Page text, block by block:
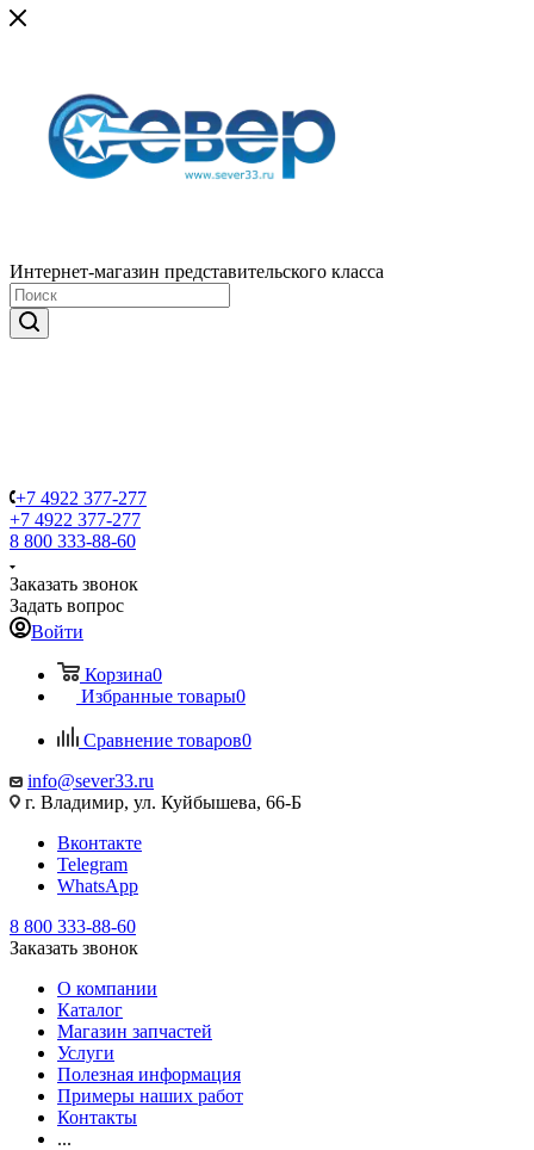
Интернет-магазин представительского класса
+7 4922 377-277
+7 4922 377-277
8 800 333-88-60
Заказать звонок
Задать вопрос
Войти
Корзина0
Избранные товары0
Сравнение товаров0
info@sever33.ru
г. Владимир, ул. Куйбышева, 66-Б
Вконтакте
Telegram
WhatsApp
8 800 333-88-60
Заказать звонок
О компании
Каталог
Магазин запчастей
Услуги
Полезная информация
Примеры наших работ
Контакты
...